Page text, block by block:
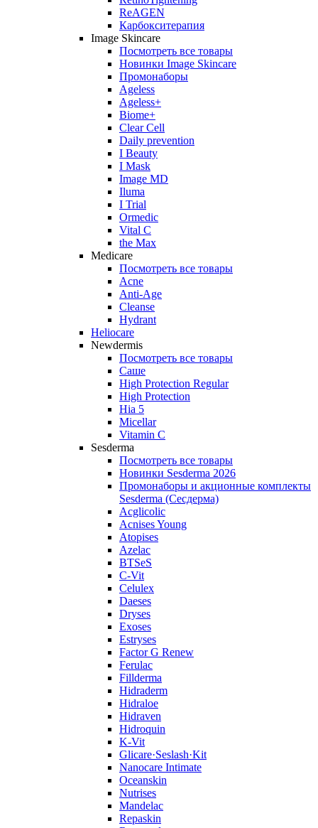
ReAGEN
Карбокситерапия
Image Skincare
Посмотреть все товары
Новинки Image Skincare
Промонаборы
Ageless
Ageless+
Biome+
Clear Cell
Daily prevention
I Beauty
I Mask
Image MD
Iluma
I Trial
Ormedic
Vital C
the Max
Medicare
Посмотреть все товары
Acne
Anti‑Age
Cleanse
Hydrant
Heliocare
Newdermis
Посмотреть все товары
Саше
High Protection Regular
High Protection
Hia 5
Micellar
Vitamin C
Sesderma
Посмотреть все товары
Новинки Sesderma 2026
Промонаборы и акционные комплекты
Sesderma (Сесдерма)
Acglicolic
Acnises Young
Atopises
Azelac
BTSeS
C‑Vit
Celulex
Daeses
Dryses
Exoses
Estryses
Factor G Renew
Ferulac
Fillderma
Hidraderm
Hidraloe
Hidraven
Hidroquin
K-Vit
Glicare·Seslash·Kit
Nanocare Intimate
Oceanskin
Nutrises
Mandelac
Repaskin